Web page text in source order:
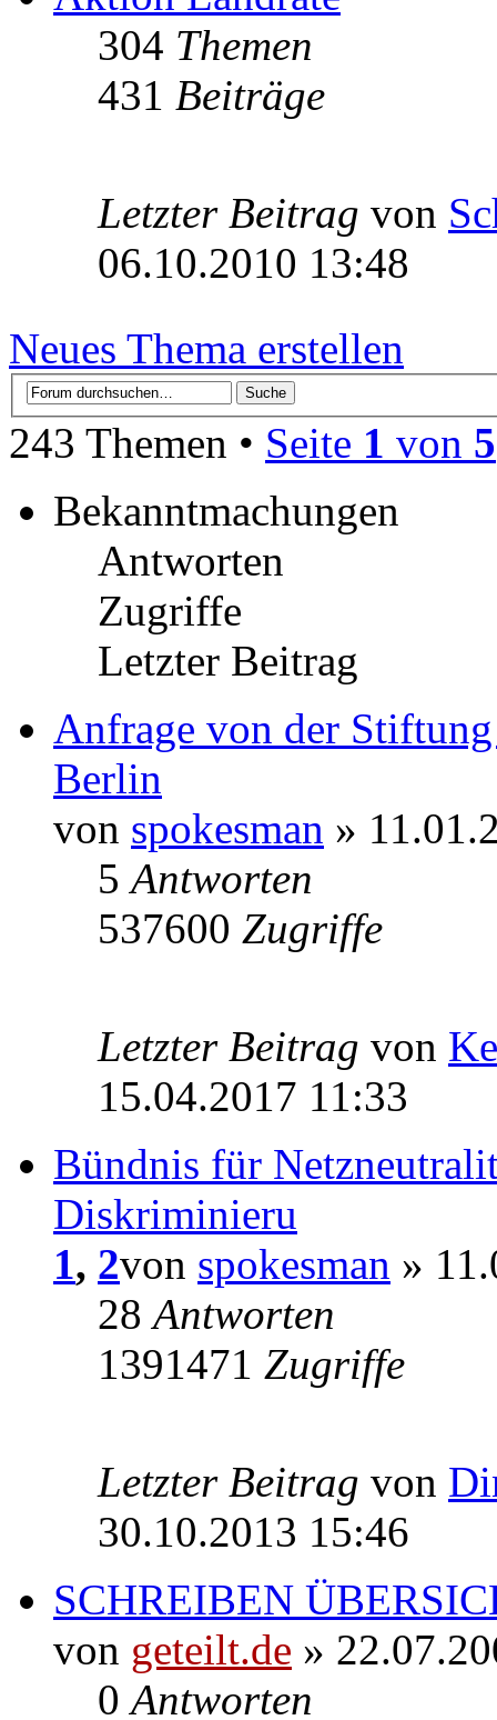
304 Themen
431 Beiträge
Letzter Beitrag von
06.10.2010 13:48
Neues Thema erstellen
243 Themen • Seite 1 von 5
Bekanntmachungen
Antworten
Zugriffe
Letzter Beitrag
Anfrage von der
Berlin
von spokesman »
5Antworten
537600 Zugriffe
Letzter Beitrag von
15.04.2017 11:33
Bündnis für
Diskriminieru
1, 2von spokesman »
28Antworten
1391471 Zugriffe
Letzter Beitrag von
30.10.2013 15:46
SCHREIBEN
von geteilt.de »
0Antworten